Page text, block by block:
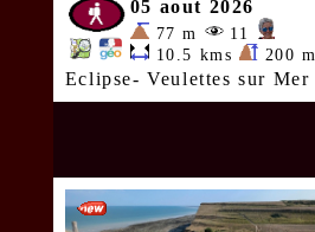
05 aout 2026
77 m
11
10.5 kms
200 m
Eclipse- Veulettes sur Mer